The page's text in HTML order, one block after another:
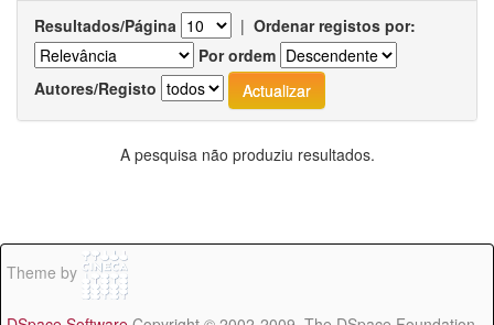
Resultados/Página | Ordenar registos por:
Por ordem
Autores/Registo
A pesquisa não produziu resultados.
Theme by